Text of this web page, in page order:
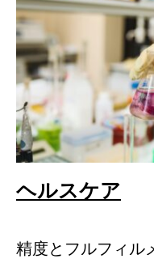
ヘルスケア
精度とフルフィル